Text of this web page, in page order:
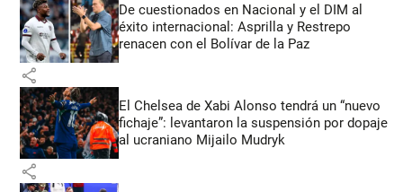
De cuestionados en Nacional y el DIM al
éxito internacional: Asprilla y Restrepo
renacen con el Bolívar de la Paz
share
El Chelsea de Xabi Alonso tendrá un “nuevo
fichaje”: levantaron la suspensión por dopaje
al ucraniano Mijailo Mudryk
share